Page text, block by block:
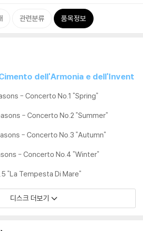
관련분류 품목정보
dell'Armonia e dell'Invent
- Concerto No.1 "Spring"
- Concerto No.2 "Summer"
- Concerto No.3 "Autumn"
- Concerto No.4 "Winter"
"La Tempesta Di Mare"
디스크 더보기